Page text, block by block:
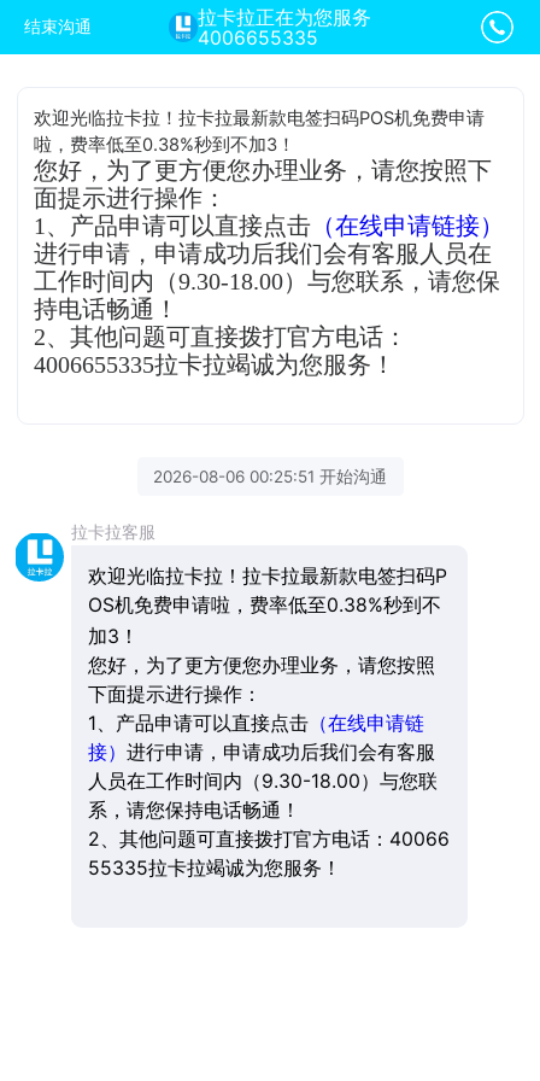
结束沟通
拉卡拉正在为您服务
4006655335
欢迎光临拉卡拉！拉卡拉最新款电签扫码POS机免费申请
啦，费率低至0.38%秒到不加3！
您好，为了更方便您办理业务，请您按照下
面提示进行操作：
1、产品申请可以直接点击 （在线申请链接）
进行申请，申请成功后我们会有客服人员在
工作时间内（9.30-18.00）与您联系，请您保
持电话畅通！
2、其他问题可直接拨打官方电话：
4006655335拉卡拉竭诚为您服务！
2026-08-06 00:25:51 开始沟通
拉卡拉客服
欢迎光临拉卡拉！拉卡拉最新款电签扫码P
OS机免费申请啦，费率低至0.38%秒到不
加3！
您好，为了更方便您办理业务，请您按照
下面提示进行操作：
1、产品申请可以直接点击（在线申请链
接） 进行申请，申请成功后我们会有客服
人员在工作时间内（9.30-18.00）与您联
系，请您保持电话畅通！
2、其他问题可直接拨打官方电话：40066
55335拉卡拉竭诚为您服务！